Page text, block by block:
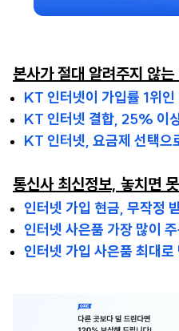
본사가 절대 알려주지 않
KT 인터넷이 가입률 1위인
KT 인터넷 결합, 25% 이
KT 인터넷, 요금제 선택
통신사 최신정보, 놓치면
인터넷 가입 현금, 무작정
인터넷 사은품 가장 많이
인터넷 가입 사은품 최대